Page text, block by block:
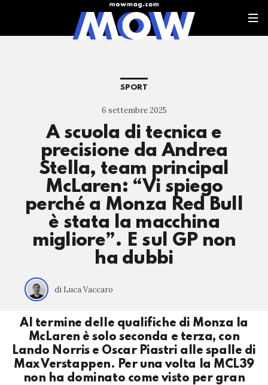
SPORT
6 settembre 2025
A scuola di tecnica e
precisione da Andrea
Stella, team principal
McLaren: “Vi spiego
perché a Monza Red Bull
è stata la macchina
migliore”. E sul GP non
ha dubbi
di Luca Vaccaro
Al termine delle qualifiche di Monza la
McLaren è solo seconda e terza, con
Lando Norris e Oscar Piastri alle spalle di
Max Verstappen. Per una volta la MCL39
non ha dominato come visto per gran